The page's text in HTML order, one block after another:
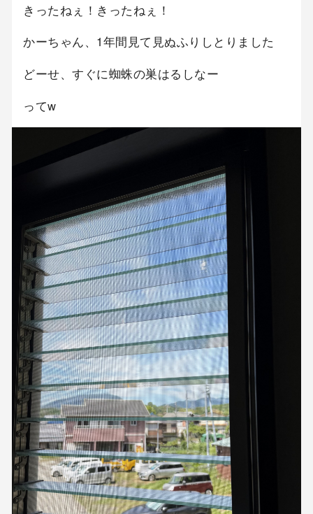
きったねぇ！きったねぇ！
かーちゃん、1年間見て見ぬふりしとりました
どーせ、すぐに蜘蛛の巣はるしなー
ってw